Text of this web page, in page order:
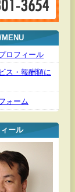
ロフィール
ス・報酬額に
ォーム
ール